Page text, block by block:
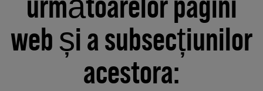
web și a subsecțiunilor
acestora: